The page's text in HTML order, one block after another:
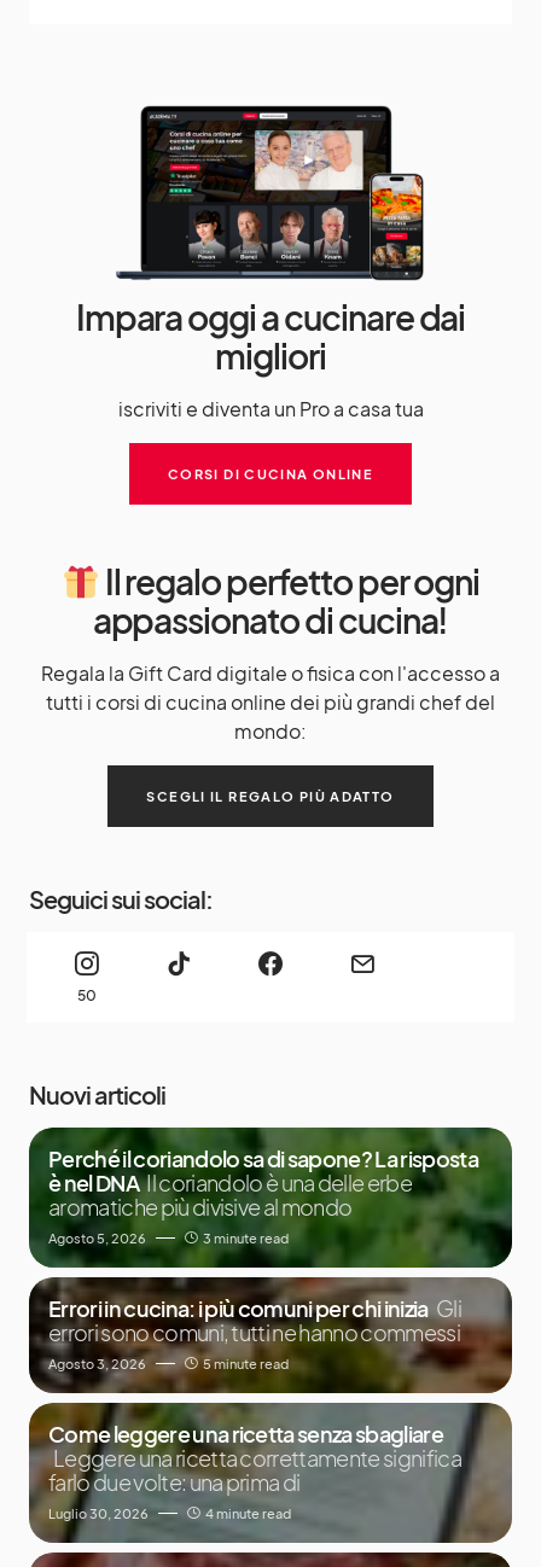
Impara oggi a cucinare dai
migliori
iscriviti e diventa un Pro a casa tua
CORSI DI CUCINA ONLINE
Il regalo perfetto per ogni
appassionato di cucina!
Regala la Gift Card digitale o fisica con l'accesso a
tutti i corsi di cucina online dei più grandi chef del
mondo:
SCEGLI IL REGALO PIÙ ADATTO
Seguici sui social:
50
Nuovi articoli
Perché il coriandolo sa di sapone? La risposta
è nel DNA Il coriandolo è una delle erbe
aromatiche più divisive al mondo
Agosto 5, 2026 3 minute read
Errori in cucina: i più comuni per chi inizia Gli
errori sono comuni, tutti ne hanno commessi
Agosto 3, 2026 5 minute read
Come leggere una ricetta senza sbagliare
Leggere una ricetta correttamente significa
farlo due volte: una prima di
Luglio 30, 2026 4 minute read